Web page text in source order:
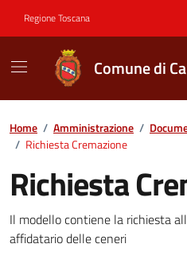
Regione Toscana
Comune di
Contenuti in
Home / Amministrazione /
/ Richiesta Cremazione
Richiesta
Dettagli del
Il modello contiene la richiesta
affidatario delle ceneri